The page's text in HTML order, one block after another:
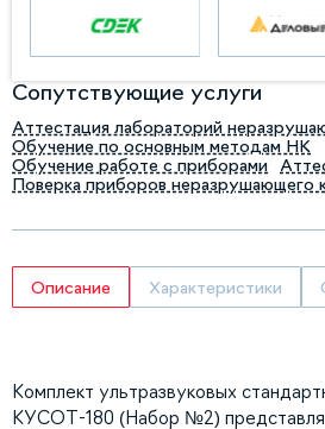
Сопутствующие услуги
Аттестация лабораторий
Обучение по основным методам НК
Обучение работе с приборами
Поверка приборов неразрушающего
Описание Характеристики
Комплект ультразвуковых
КУСОТ-180 (Набор №2)